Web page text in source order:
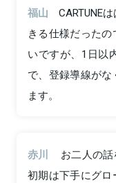
福山
CARTUNE
きる仕様だった
いですが、1日以
で、登録導線が
ます。
赤川
お二人の
初期は下手にグ